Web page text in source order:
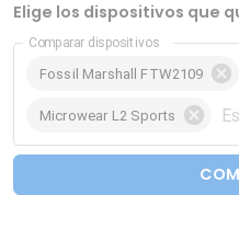
Elige los dispositivos que
Comparar dispositivos
Fossil Marshall FTW2109
Microwear L2 Sports